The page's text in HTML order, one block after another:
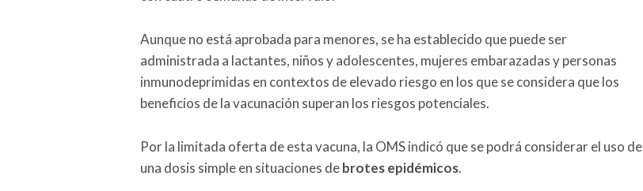
Aunque no está aprobada para menores, se ha establecido que puede ser
administrada a lactantes, niños y adolescentes, mujeres embarazadas y personas
inmunodeprimidas en contextos de elevado riesgo en los que se considera que los
beneficios de la vacunación superan los riesgos potenciales.
Por la limitada oferta de esta vacuna, la OMS indicó que se podrá considerar el uso de
una dosis simple en situaciones debrotes epidémicos.